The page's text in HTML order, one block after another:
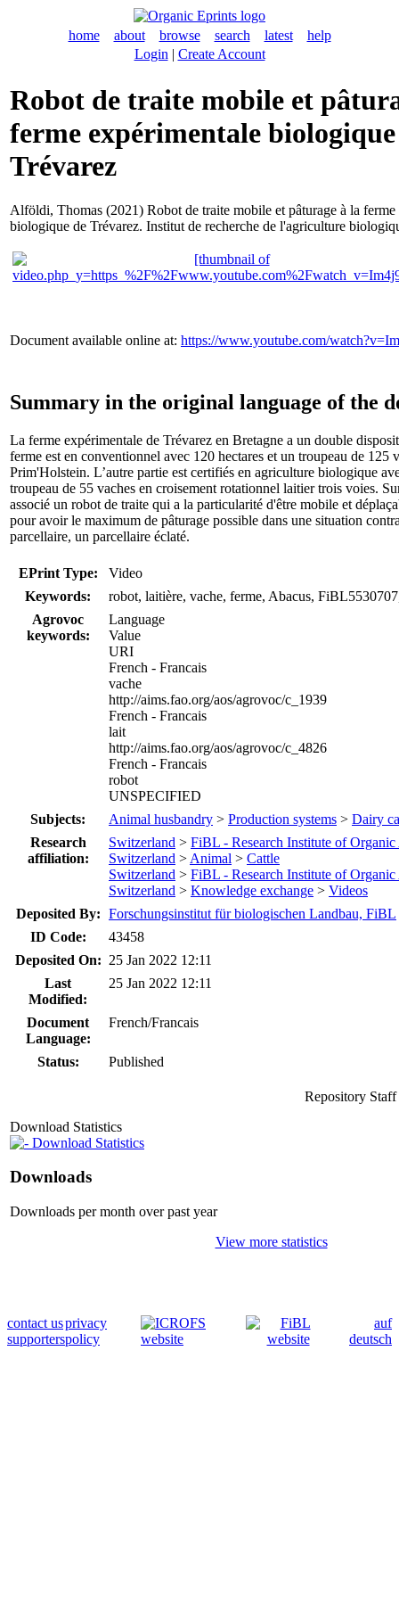
home about browse search latest
help
Login | Create Account
Robot de traite mobile et
ferme expérimentale
Trévarez
Alföldi, Thomas (2021) Robot de traite mobile et pâturage à la
biologique de Trévarez. Institut de recherche de l'agriculture
Document available online at: https://www.youtube.com/
Summary in the original language of the
La ferme expérimentale de Trévarez en Bretagne a un double
ferme est en conventionnel avec 120 hectares et un troupeau de 125
Prim'Holstein. L’autre partie est certifiés en agriculture biologique
troupeau de 55 vaches en croisement rotationnel laitier trois voies.
associé un robot de traite qui a la particularité d'être mobile et
pour avoir le maximum de pâturage possible dans une situation
parcellaire, un parcellaire éclaté.
EPrint Type:
Video
Keywords:
robot, laitière, vache, ferme, Abacus,
Agrovoc
keywords:
Language
Value
URI
French - Francais
vache
http://aims.fao.org/aos/agrovoc/c_1939
French - Francais
lait
http://aims.fao.org/aos/agrovoc/c_4826
French - Francais
robot
UNSPECIFIED
Subjects:
Animal husbandry > Production systems > Dairy
Research
affiliation:
Switzerland > FiBL - Research Institute of
Switzerland > Animal > Cattle
Switzerland > FiBL - Research Institute of
Switzerland > Knowledge exchange > Videos
Deposited By: Forschungsinstitut für biologischen Landbau, FiBL
ID Code:
43458
Deposited On: 25 Jan 2022 12:11
Last
Modified:
25 Jan 2022 12:11
Document
Language:
French/Francais
Status: Published
Repository
Download Statistics
Download Statistics
Downloads
Downloads per month over past year
View more statistics
contact us
supporters
privacy
policy
auf
deutsch